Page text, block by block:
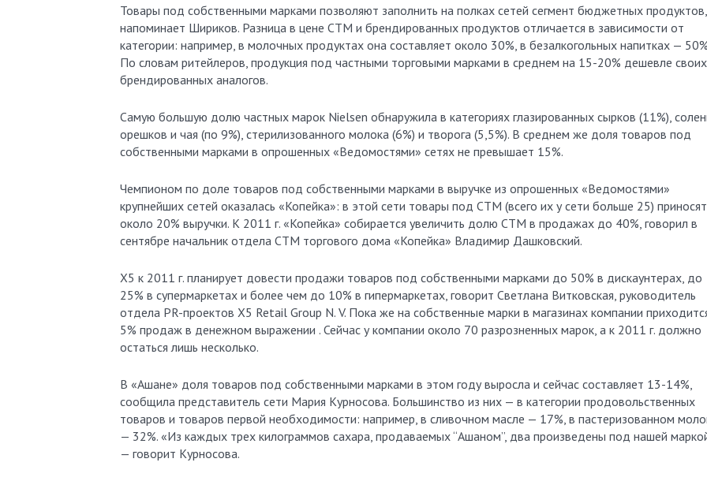
Товары под собственными марками позволяют заполнить на полках сетей сегмент бюджетных продуктов,
напоминает Шириков. Разница в цене СТМ и брендированных продуктов отличается в зависимости от
категории: например, в молочных продуктах она составляет около 30%, в безалкогольных напитках —
По словам ритейлеров, продукция под частными торговыми марками в среднем на 15-20% дешевле своих
брендированных аналогов.
Самую большую долю частных марок Nielsen обнаружила в категориях глазированных сырков (11%),
орешков и чая (по 9%), стерилизованного молока (6%) и творога (5,5%). В среднем же доля товаров под
собственными марками в опрошенных «Ведомостями» сетях не превышает 15%.
Чемпионом по доле товаров под собственными марками в выручке из опрошенных «Ведомостями»
крупнейших сетей оказалась «Копейка»: в этой сети товары под СТМ (всего их у сети больше 25) приносят
около 20% выручки. К 2011 г. «Копейка» собирается увеличить долю СТМ в продажах до 40%, говорил в
сентябре начальник отдела СТМ торгового дома «Копейка» Владимир Дашковский.
X5 к 2011 г. планирует довести продажи товаров под собственными марками до 50% в дискаунтерах, до
25% в супермаркетах и более чем до 10% в гипермаркетах, говорит Светлана Витковская, руководитель
отдела PR-проектов X5 Retail Group N. V. Пока же на собственные марки в магазинах компании
5% продаж в денежном выражении . Сейчас у компании около 70 разрозненных марок, а к 2011 г. должно
остаться лишь несколько.
В «Ашане» доля товаров под собственными марками в этом году выросла и сейчас составляет 13-14%,
сообщила представитель сети Мария Курносова. Большинство из них — в категории продовольственных
товаров и товаров первой необходимости: например, в сливочном масле — 17%, в пастеризованном
— 32%. «Из каждых трех килограммов сахара, продаваемых “Ашаном”, два произведены под нашей
— говорит Курносова.